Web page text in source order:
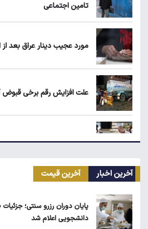
تامین اجتماعی
مورد عجیب دینار عراق بعد از
علت افزایش رقم برخی قبوض
مرغ گران می‌شود
آخرین اخبار آخرین قیمت
پایان دوران رزرو سنتی؛
دانشجویی اعلام شد